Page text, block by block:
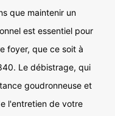
que maintenir un
est essentiel pour
foyer, que ce soit à
Le débistrage, qui
goudronneuse et
l'entretien de votre